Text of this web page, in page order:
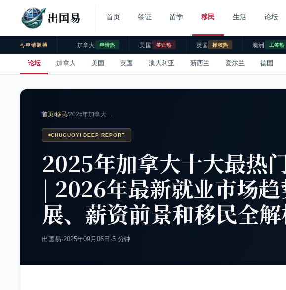
出国易 首页 签证 留学 移民 生活 论坛
申请脉搏 加拿大 申请热 美国 签证热 英国 择校热 澳洲 工签热
论坛 加拿大 美国 英国 澳大利亚 新西兰 爱尔兰 德国
首页/移民/2025年加拿大…
CHUGUOYI DEEP REPORT
2025年加拿大十大最热
| 2026年最新就业市场
展、薪资前景和移民全
出国易·2025年09月06日 ·5 分钟